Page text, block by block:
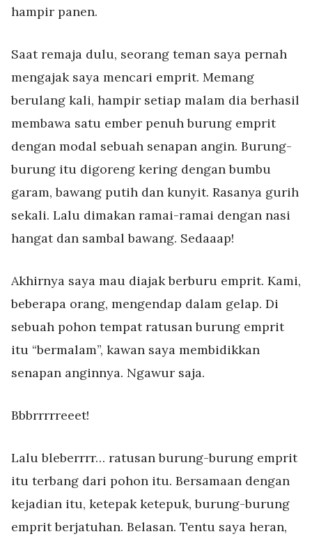
hampir panen.
Saat remaja dulu, seorang teman saya pernah
mengajak saya mencari emprit. Memang
berulang kali, hampir setiap malam dia berhasil
membawa satu ember penuh burung emprit
dengan modal sebuah senapan angin. Burung-
burung itu digoreng kering dengan bumbu
garam, bawang putih dan kunyit. Rasanya gurih
sekali. Lalu dimakan ramai-ramai dengan nasi
hangat dan sambal bawang. Sedaaap!
Akhirnya saya mau diajak berburu emprit. Kami,
beberapa orang, mengendap dalam gelap. Di
sebuah pohon tempat ratusan burung emprit
itu “bermalam”, kawan saya membidikkan
senapan anginnya. Ngawur saja.
Bbbrrrrreeet!
Lalu bleberrrr… ratusan burung-burung emprit
itu terbang dari pohon itu. Bersamaan dengan
kejadian itu, ketepak ketepuk, burung-burung
emprit berjatuhan. Belasan. Tentu saya heran,